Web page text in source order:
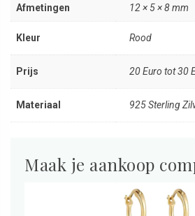
Afmetingen 12 × 5 × 8 mm
Kleur Rood
Prijs 20 Euro tot 30
Materiaal 925 Sterling
Maak je aankoop